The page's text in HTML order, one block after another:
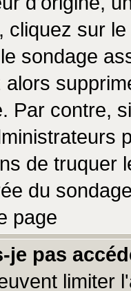
cliquez sur
sondage
Par contre,
de truquer
du
page
je pas
limiter